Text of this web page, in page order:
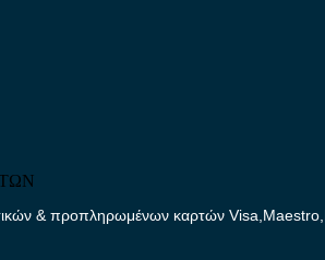
& προπληρωμένων καρτών